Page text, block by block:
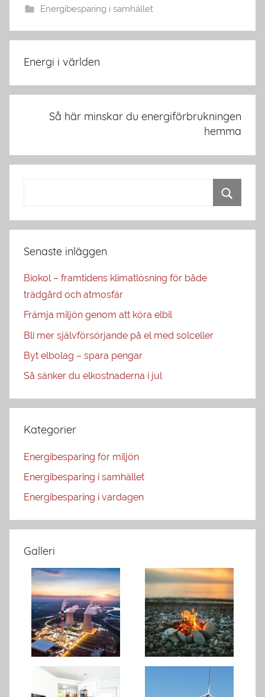
Energibesparing i samhället
Energi i världen
Så här minskar du energiförbrukningen
hemma
Senaste inläggen
Biokol – framtidens klimatlösning för både
trädgård och atmosfär
Främja miljön genom att köra elbil
Bli mer självförsörjande på el med solceller
Byt elbolag – spara pengar
Så sänker du elkostnaderna i jul
Kategorier
Energibesparing för miljön
Energibesparing i samhället
Energibesparing i vardagen
Galleri